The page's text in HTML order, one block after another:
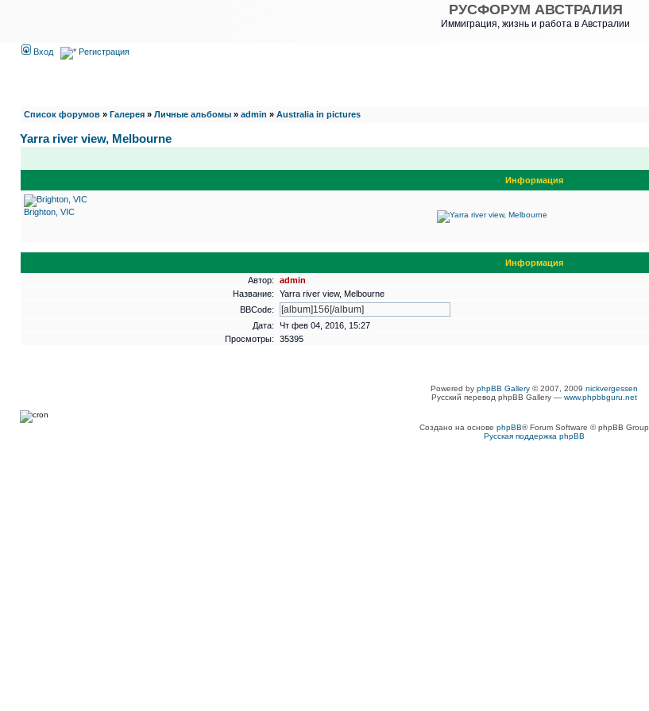
РУСФОРУМ АВСТРАЛИЯ
Иммиграция, жизнь и работа в Австралии
Вход Регистрация
Список форумов » Галерея » Личные альбомы » admin » Australia in pictures
Yarra river view, Melbourne
Информация
Brighton, VIC
Информация
Автор:
admin
Название:
Yarra river view, Melbourne
BBCode:
Дата:
Чт фев 04, 2016, 15:27
Просмотры:
35395
Powered by phpBB Gallery© 2007, 2009 nickvergessen
Русский перевод phpBB Gallery — www.phpbbguru.net
Создано на основе phpBB® Forum Software © phpBB Group
Русская поддержка phpBB